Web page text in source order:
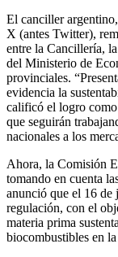
El canciller
X (antes Twitter),
entre la Cancillería,
del Ministerio de
provinciales.
evidencia la
calificó el logro
que seguirán
nacionales a los
Ahora, la Comisión
tomando en cuenta
anunció que el 16 de
regulación, con el
materia prima
biocombustibles en